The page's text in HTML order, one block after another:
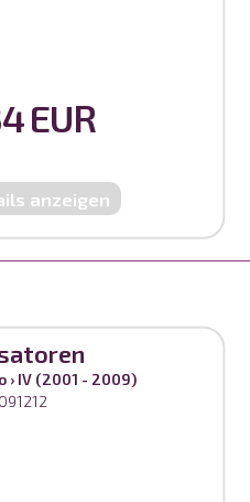
EUR
anzeigen
› IV (2001 - 2009)